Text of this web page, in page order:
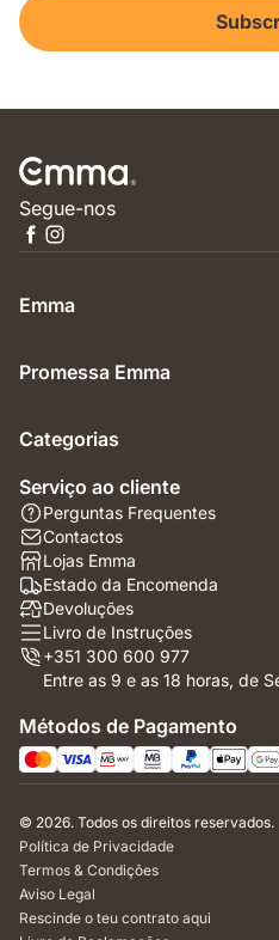
Segue-nos
Emma
Promessa Emma
Categorias
Serviço ao cliente
Perguntas Frequentes
Contactos
Lojas Emma
Estado da Encomenda
Devoluções
Livro de Instruções
+351 300 600 977
Entre as 9 e as 18 horas, de
Métodos de Pagamento
© 2026. Todos os direitos reservados.
Política de Privacidade
Termos & Condições
Aviso Legal
Rescinde o teu contrato aqui